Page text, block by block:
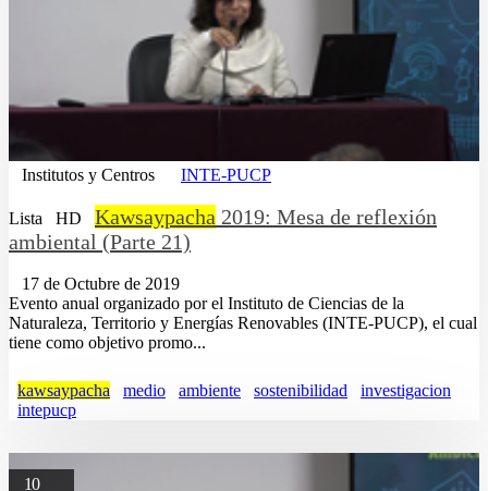
Institutos y Centros INTE-PUCP
Lista HD Kawsaypacha 2019: Mesa de reflexión
ambiental (Parte 21)
17 de Octubre de 2019
Evento anual organizado por el Instituto de Ciencias de la
Naturaleza, Territorio y Energías Renovables (INTE-PUCP), el cual
tiene como objetivo promo...
kawsaypacha medio ambiente sostenibilidad
investigacion
intepucp
10